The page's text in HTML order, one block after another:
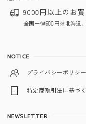
9000円以上のお
全国一律600円※北海道
NOTICE
プライバシーポリシー
特定商取引法に基づ
NEWSLETTER